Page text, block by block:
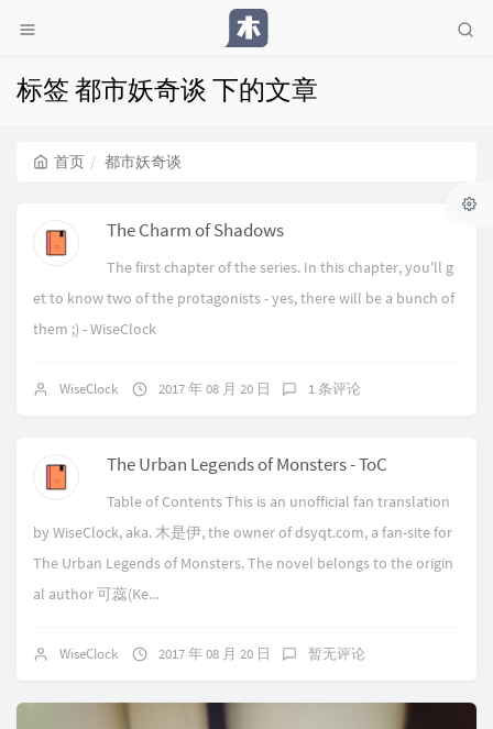
标签 都市妖奇谈 下的文章
首页 都市妖奇谈
The Charm of Shadows
The first chapter of the series. In this chapter, you'll g
et to know two of the protagonists - yes, there will be a bunch of
them ;) - WiseClock
WiseClock 2017 年 08 月 20 日 1 条评论
The Urban Legends of Monsters - ToC
Table of Contents This is an unofficial fan translation
by WiseClock, aka. 木是伊, the owner of dsyqt.com, a fan-site for
The Urban Legends of Monsters. The novel belongs to the origin
al author 可蕊(Ke...
WiseClock 2017 年 08 月 20 日 暂无评论